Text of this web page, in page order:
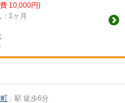
10,000円)
1ヶ月
」駅 徒歩6分